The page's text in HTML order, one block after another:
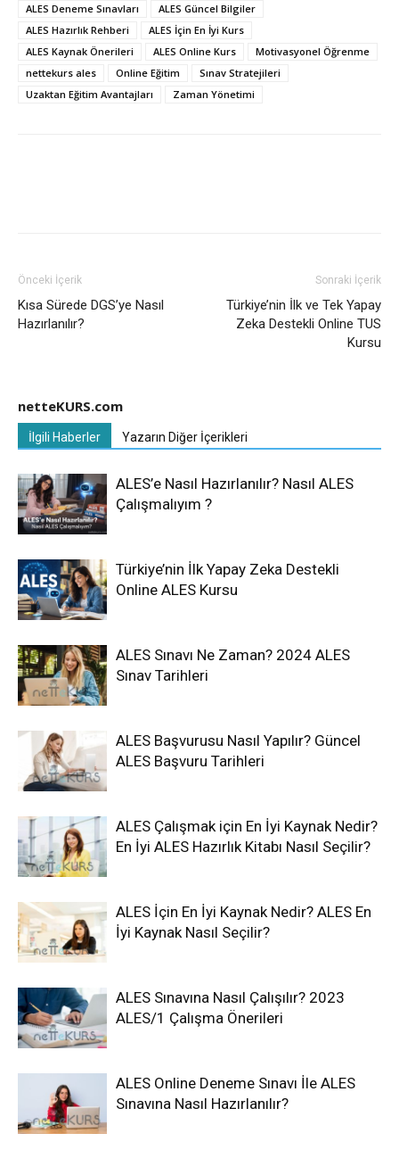
ALES Deneme Sınavları
ALES Güncel Bilgiler
ALES Hazırlık Rehberi
ALES İçin En İyi Kurs
ALES Kaynak Önerileri
ALES Online Kurs
Motivasyonel Öğrenme
nettekurs ales
Online Eğitim
Sınav Stratejileri
Uzaktan Eğitim Avantajları
Zaman Yönetimi
Önceki İçerik
Kısa Sürede DGS’ye Nasıl
Hazırlanılır?
Sonraki İçerik
Türkiye’nin İlk ve Tek Yapay
Zeka Destekli Online TUS
Kursu
netteKURS.com
İlgili Haberler Yazarın Diğer İçerikleri
ALES’e Nasıl Hazırlanılır? Nasıl ALES
Çalışmalıyım ?
Türkiye’nin İlk Yapay Zeka Destekli
Online ALES Kursu
ALES Sınavı Ne Zaman? 2024 ALES
Sınav Tarihleri
ALES Başvurusu Nasıl Yapılır? Güncel
ALES Başvuru Tarihleri
ALES Çalışmak için En İyi Kaynak Nedir?
En İyi ALES Hazırlık Kitabı Nasıl Seçilir?
ALES İçin En İyi Kaynak Nedir? ALES En
İyi Kaynak Nasıl Seçilir?
ALES Sınavına Nasıl Çalışılır? 2023
ALES/1 Çalışma Önerileri
ALES Online Deneme Sınavı İle ALES
Sınavına Nasıl Hazırlanılır?